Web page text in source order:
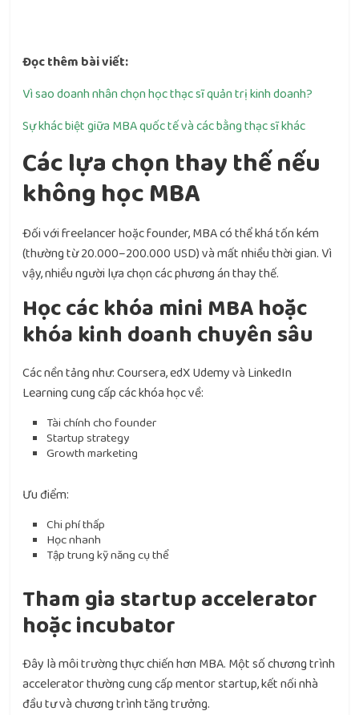
Đọc thêm bài viết:
Vì sao doanh nhân chọn học thạc sĩ quản trị kinh doanh?
Sự khác biệt giữa MBA quốc tế và các bằng thạc sĩ khác
Các lựa chọn thay thế nếu
không học MBA
Đối với freelancer hoặc founder, MBA có thể khá tốn kém
(thường từ 20.000–200.000 USD) và mất nhiều thời gian. Vì
vậy, nhiều người lựa chọn các phương án thay thế.
Học các khóa mini MBA hoặc
khóa kinh doanh chuyên sâu
Các nền tảng như: Coursera, edX Udemy và LinkedIn
Learning cung cấp các khóa học về:
Tài chính cho founder
Startup strategy
Growth marketing
Ưu điểm:
Chi phí thấp
Học nhanh
Tập trung kỹ năng cụ thể
Tham gia startup accelerator
hoặc incubator
Đây là môi trường thực chiến hơn MBA. Một số chương trình
accelerator thường cung cấp mentor startup, kết nối nhà
đầu tư và chương trình tăng trưởng.